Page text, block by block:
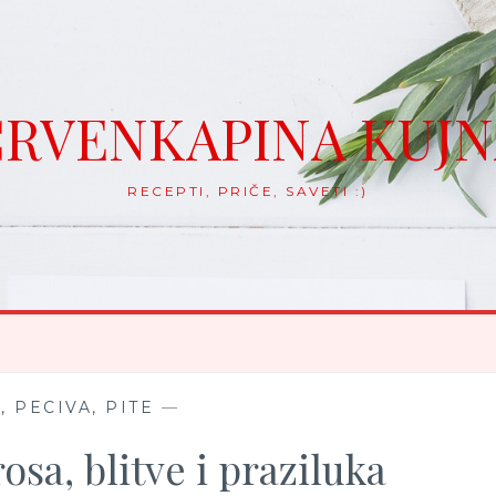
RECEPTI, PRIČE, SAVETI :)
PECIVA, PITE —
blitve i praziluka